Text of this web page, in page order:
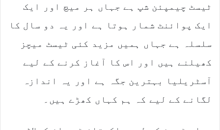
ٹیسٹ چیمپئن شپ ہے جہاں ہر میچ اور ایک
ایک پوائنٹ شمار ہوتا ہے اور یہ دو سال کا
سلسلہ ہے جہاں ہمیں مزید کئی ٹیسٹ میچز
کھیلنے ہیں اور اس کا آغاز کرنے کے لیے
آسٹریلیا بہترین جگہ ہے اور یہ اندازہ
لگانے کے لیے کہ ہم کہاں کھڑے ہیں۔